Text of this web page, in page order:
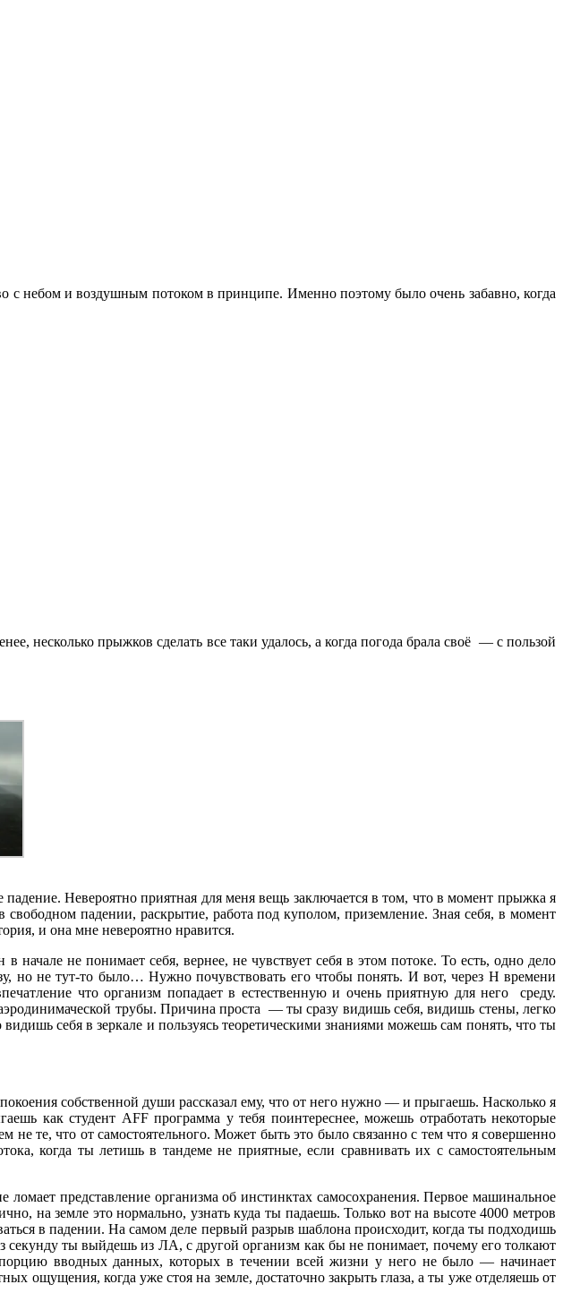
с небом и воздушным потоком в принципе. Именно поэтому было очень забавно, когда
несколько прыжков сделать все таки удалось, а когда погода брала своё — с пользой
Невероятно приятная для меня вещь заключается в том, что в момент прыжка я
падении, раскрытие, работа под куполом, приземление. Зная себя, в момент
и она мне невероятно нравится.
не понимает себя, вернее, не чувствует себя в этом потоке. То есть, одно дело
но не тут-то было… Нужно почувствовать его чтобы понять. И вот, через Н времени
что организм попадает в естественную и очень приятную для него среду.
трубы. Причина проста — ты сразу видишь себя, видишь стены, легко
себя в зеркале и пользуясь теоретическими знаниями можешь сам понять, что ты
собственной души рассказал ему, что от него нужно — и прыгаешь. Насколько я
как студент AFF программа у тебя поинтереснее, можешь отработать некоторые
те, что от самостоятельного. Может быть это было связанно с тем что я совершенно
когда ты летишь в тандеме не приятные, если сравнивать их с самостоятельным
представление организма об инстинктах самосохранения. Первое машинальное
на земле это нормально, узнать куда ты падаешь. Только вот на высоте 4000 метров
в падении. На самом деле первый разрыв шаблона происходит, когда ты подходишь
ты выйдешь из ЛА, с другой организм как бы не понимает, почему его толкают
вводных данных, которых в течении всей жизни у него не было — начинает
ощущения, когда уже стоя на земле, достаточно закрыть глаза, а ты уже отделяешь от